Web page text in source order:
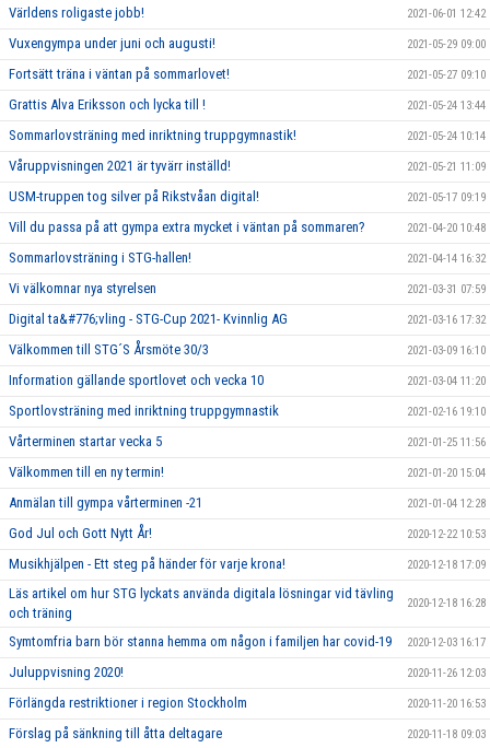
Världens roligaste jobb! 2021-06-01 12:42
Vuxengympa under juni och augusti! 2021-05-29 09:00
Fortsätt träna i väntan på sommarlovet! 2021-05-27 09:10
Grattis Alva Eriksson och lycka till ! 2021-05-24 13:44
Sommarlovsträning med inriktning truppgymnastik! 2021-05-24 10:14
Våruppvisningen 2021 är tyvärr inställd! 2021-05-21 11:09
USM-truppen tog silver på Rikstvåan digital! 2021-05-17 09:19
Vill du passa på att gympa extra mycket i väntan på sommaren? 2021-04-20 10:48
Sommarlovsträning i STG-hallen! 2021-04-14 16:32
Vi välkomnar nya styrelsen 2021-03-31 07:59
Digital ta&#776;vling - STG-Cup 2021- Kvinnlig AG 2021-03-16 17:32
Välkommen till STG´S Årsmöte 30/3 2021-03-09 16:10
Information gällande sportlovet och vecka 10 2021-03-04 11:20
Sportlovsträning med inriktning truppgymnastik 2021-02-16 19:10
Vårterminen startar vecka 5 2021-01-25 11:56
Välkommen till en ny termin! 2021-01-20 15:04
Anmälan till gympa vårterminen -21 2021-01-04 12:28
God Jul och Gott Nytt År! 2020-12-22 10:53
Musikhjälpen - Ett steg på händer för varje krona! 2020-12-18 17:09
Läs artikel om hur STG lyckats använda digitala lösningar vid tävling
och träning
2020-12-18 16:28
Symtomfria barn bör stanna hemma om någon i familjen har covid-19 2020-12-03 16:17
Juluppvisning 2020! 2020-11-26 12:03
Förlängda restriktioner i region Stockholm 2020-11-20 16:53
Förslag på sänkning till åtta deltagare 2020-11-18 09:03